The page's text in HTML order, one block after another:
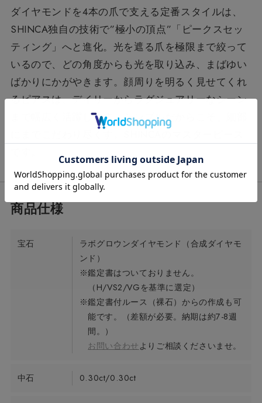
ダイヤモンドを4本の爪で支える定番スタイルは、
SHINCA独自の技術で”極小の頂点”「ピークスセッ
ティング」へと進化。光を遮る爪を極限まで絞って
いるので、どの角度からも光を取り込み、まばゆい
ばかりにかがやきます。顔周りを明るく見せてくれ
るピアスは、デイリーからラグジュアリーなシーン
まで幅広く活躍します。シンプルだからこそ、細部
宝石
ラボグロウンダイヤモンド（合成ダイヤモ
ンド）
※鑑定書はついておりません。
（H/VS2/VGを基準に選定）
※鑑定書付ルース（裸石）からの作成も可
能です。（差額が必要。納期は約7-8週
間。）
お問い合わせ よりご相談くださいませ。
中石 0.30ct/0.30ct